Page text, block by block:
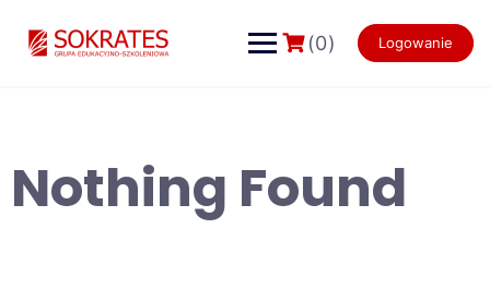
content
(0) Logowanie
Nothing Found